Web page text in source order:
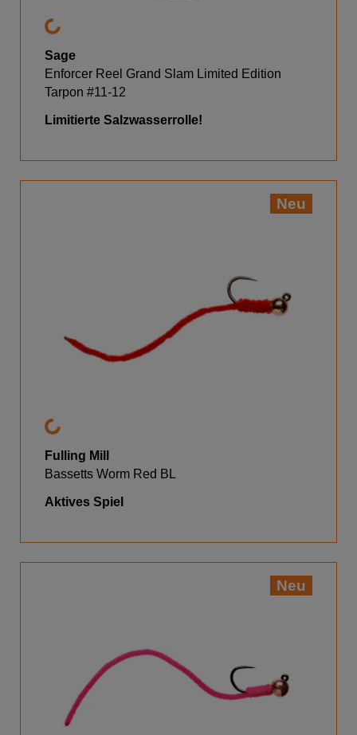
Sage
Enforcer Reel Grand Slam Limited Edition
Tarpon #11-12
Limitierte Salzwasserrolle!
Neu
Fulling Mill
Bassetts Worm Red BL
Aktives Spiel
Neu